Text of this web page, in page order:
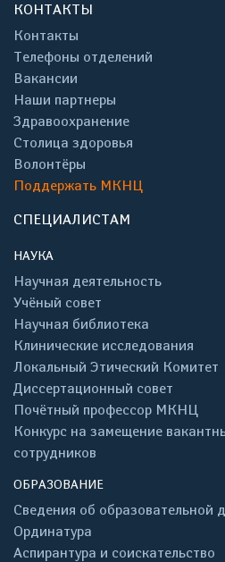
КОНТАКТЫ
Контакты
Телефоны отделений
Вакансии
Наши партнеры
Здравоохранение
Столица здоровья
Волонтёры
Поддержать МКНЦ
СПЕЦИАЛИСТАМ
НАУКА
Научная деятельность
Учёный совет
Научная библиотека
Клинические исследования
Локальный Этический Комитет
Диссертационный совет
Почётный профессор МКНЦ
Конкурс на замещение
сотрудников
ОБРАЗОВАНИЕ
Сведения об образовательной
Ординатура
Аспирантура и соискательство